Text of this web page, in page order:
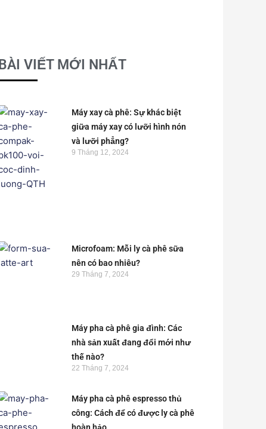
BÀI VIẾT MỚI NHẤT
Máy xay cà phê: Sự khác biệt
giữa máy xay có lưỡi hình nón
và lưỡi phẳng?
9 Tháng 12, 2024
Microfoam: Mỗi ly cà phê sữa
nên có bao nhiêu?
29 Tháng 7, 2024
Máy pha cà phê gia đình: Các
nhà sản xuất đang đổi mới như
thế nào?
22 Tháng 7, 2024
Máy pha cà phê espresso thủ
công: Cách để có được ly cà phê